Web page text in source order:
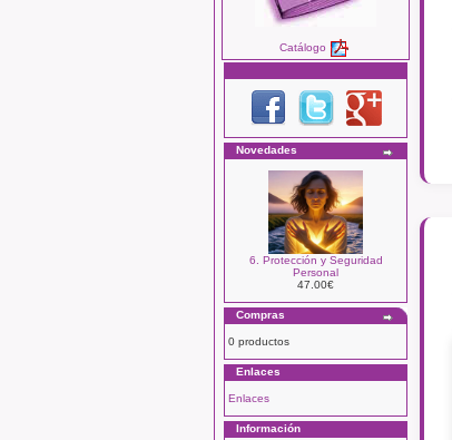
Catálogo
Novedades
6. Protección y Seguridad
Personal
47.00€
Compras
0 productos
Enlaces
Enlaces
Información